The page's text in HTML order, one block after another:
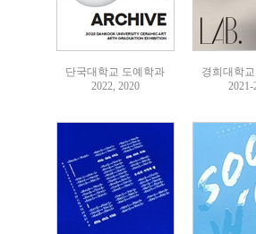
단국대학교 도예학과
2022, 2020
경희대학
2021-